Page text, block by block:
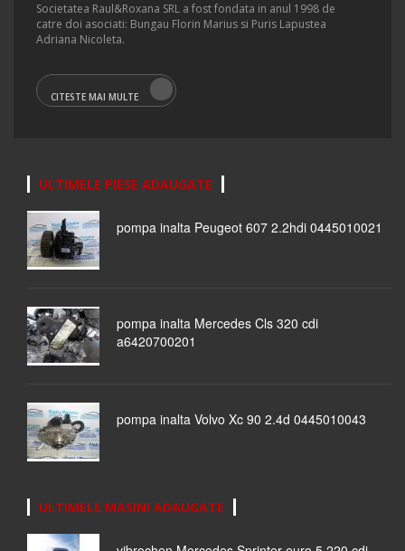
Societatea Raul&Roxana SRL a fost fondata in anul 1998 de
catre doi asociati: Bungau Florin Marius si Puris Lapustea
Adriana Nicoleta.
CITESTE MAI MULTE
ULTIMELE PIESE ADAUGATE
pompa inalta Peugeot 607 2.2hdi 0445010021
pompa inalta Mercedes Cls 320 cdi
a6420700201
pompa inalta Volvo Xc 90 2.4d 0445010043
ULTIMELE MASINI ADAUGATE